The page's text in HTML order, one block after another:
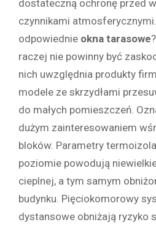
dostateczną ochronę przed
czynnikami
odpowiednie okna tarasowe?
raczej nie powinny być
nich uwzględnia produkty
modele ze skrzydłami
do małych pomieszczeń.
dużym zainteresowaniem
bloków. Parametry
poziomie powodują
cieplnej, a tym samym
budynku. Pięciokomorowy
dystansowe obniżają ryzyko